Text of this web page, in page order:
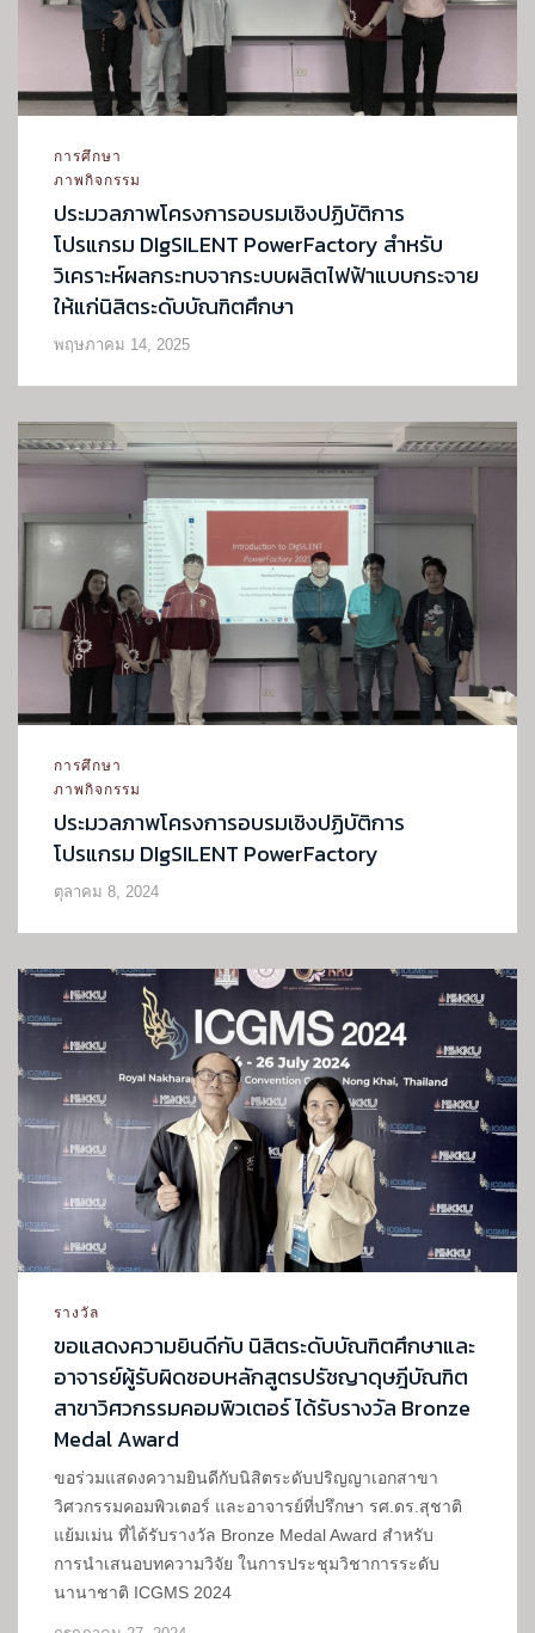
การศึกษา
ภาพกิจกรรม
ประมวลภาพโครงการอบรมเชิงปฏิบัติการ
โปรแกรม DIgSILENT PowerFactory สำหรับ
วิเคราะห์ผลกระทบจากระบบผลิตไฟฟ้าแบบกระจาย
ให้แก่นิสิตระดับบัณฑิตศึกษา
พฤษภาคม 14, 2025
การศึกษา
ภาพกิจกรรม
ประมวลภาพโครงการอบรมเชิงปฏิบัติการ
โปรแกรม DIgSILENT PowerFactory
ตุลาคม 8, 2024
รางวัล
ขอแสดงความยินดีกับ นิสิตระดับบัณฑิตศึกษาและ
อาจารย์ผู้รับผิดชอบหลักสูตรปรัชญาดุษฎีบัณฑิต
สาขาวิศวกรรมคอมพิวเตอร์ ได้รับรางวัล Bronze
Medal Award
ขอร่วมแสดงความยินดีกับนิสิตระดับปริญญาเอกสาขา
วิศวกรรมคอมพิวเตอร์ และอาจารย์ที่ปรึกษา รศ.ดร.สุชาติ
แย้มเม่น ที่ได้รับรางวัล Bronze Medal Award สำหรับ
การนำเสนอบทความวิจัย ในการประชุมวิชาการระดับ
นานาชาติ ICGMS 2024